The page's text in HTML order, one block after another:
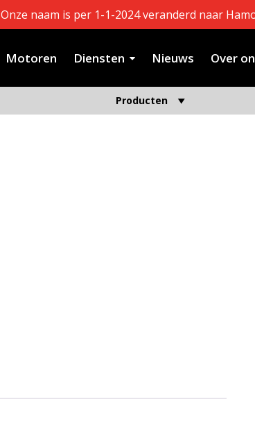
Onze naam is per 1-1-2024 veranderd naar
Motoren Diensten Nieuws Over
Producten